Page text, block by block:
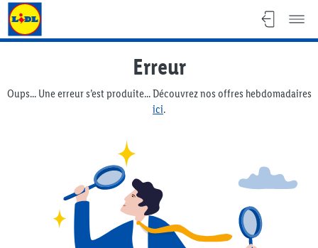
Lidl Flyer
Erreur
Oups... Une erreur s’est produite... Découvrez nos offres hebdomadaires
ici.